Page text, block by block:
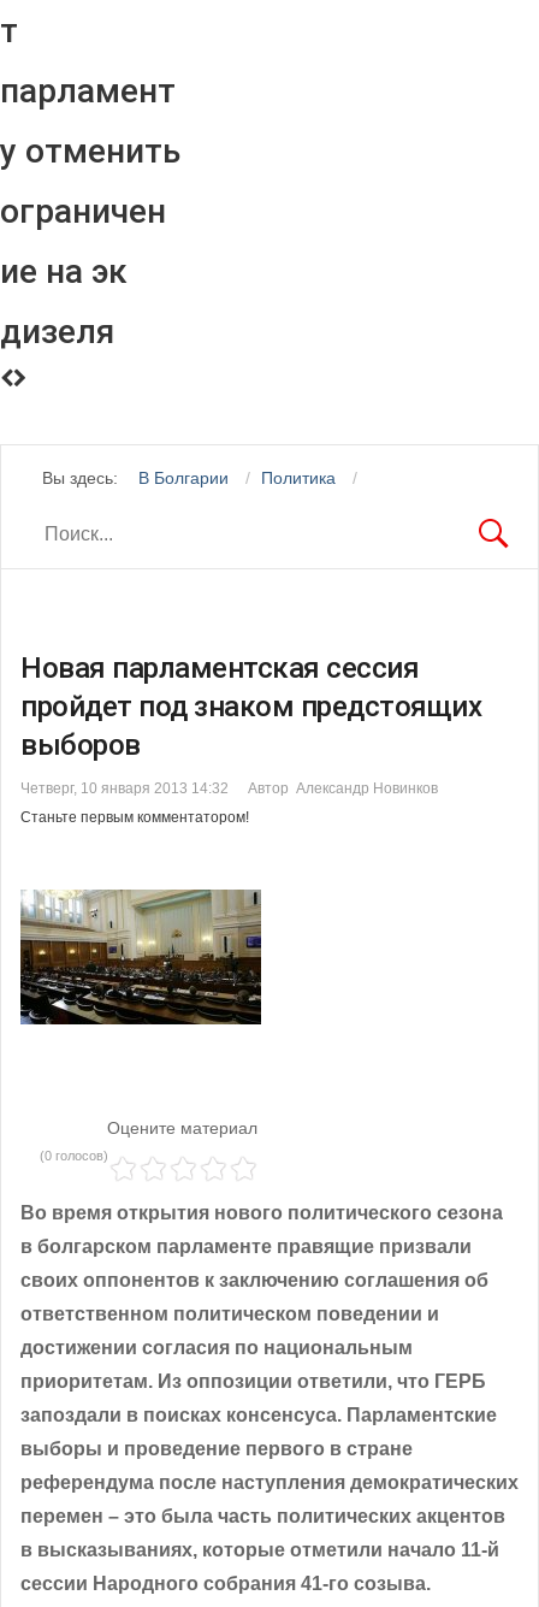
т
парламент
у отменить
ограничен
ие на эк
дизеля
Вы здесь: В Болгарии Политика
Новая парламентская сессия
пройдет под знаком предстоящих
выборов
Четверг, 10 января 2013 14:32
Автор Александр Новинков
Станьте первым комментатором!
Оцените материал
(0 голосов)
Во время открытия нового политического сезона
в болгарском парламенте правящие призвали
своих оппонентов к заключению соглашения об
ответственном политическом поведении и
достижении согласия по национальным
приоритетам. Из оппозиции ответили, что ГЕРБ
запоздали в поисках консенсуса. Парламентские
выборы и проведение первого в стране
референдума после наступления демократических
перемен – это была часть политических акцентов
в высказываниях, которые отметили начало 11-й
сессии Народного собрания 41-го созыва.